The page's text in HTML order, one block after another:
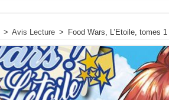
> Avis Lecture > Food Wars, L’Etoile, tomes